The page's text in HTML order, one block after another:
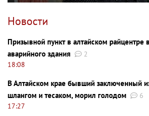
Новости
Призывной пункт в алтайском райцентре
аварийного здания
2
18:08
В Алтайском крае бывший заключенный
шлангом и тесаком, морил голодом
6
17:27